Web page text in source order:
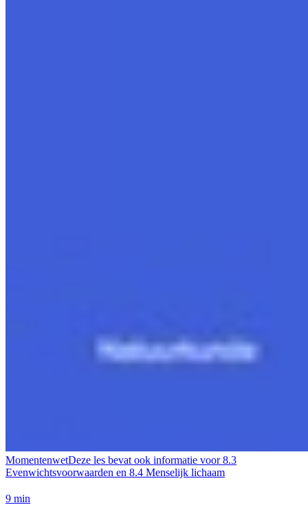
MomentenwetDeze les bevat ook informatie voor 8.3
Evenwichtsvoorwaarden en 8.4 Menselijk lichaam
9 min